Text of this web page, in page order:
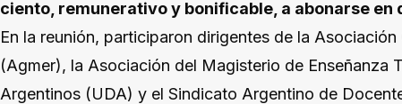
ciento, remunerativo y bonificable, a abonarse en
En la reunión, participaron dirigentes de la
(Agmer), la Asociación del Magisterio de Enseñanza
Argentinos (UDA) y el Sindicato Argentino de